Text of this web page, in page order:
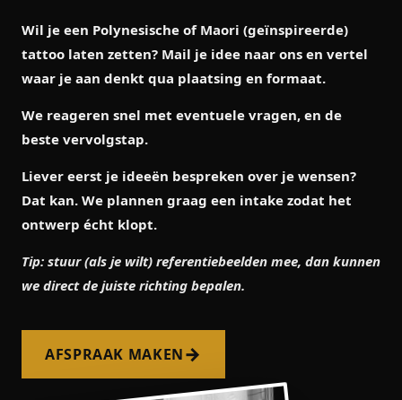
Wil je een Polynesische of Maori (geïnspireerde)
tattoo laten zetten? Mail je idee naar ons en vertel
waar je aan denkt qua plaatsing en formaat.
We reageren snel met eventuele vragen, en de
beste vervolgstap.
Liever eerst je ideeën bespreken over je wensen?
Dat kan. We plannen graag een intake zodat het
ontwerp écht klopt.
Tip: stuur (als je wilt) referentiebeelden mee, dan kunnen
we direct de juiste richting bepalen.
AFSPRAAK MAKEN→